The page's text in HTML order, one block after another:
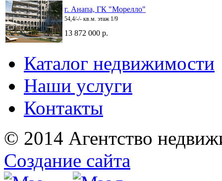
г. Анапа, ГК "Морелло"
54,4/-/- кв.м. этаж 1/9
13 872 000 р.
Каталог недвижимости
Наши услуги
Контакты
© 2014 Агентство
Создание сайта